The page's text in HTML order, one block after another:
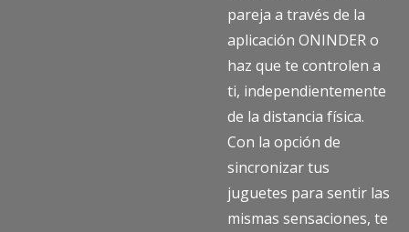
pareja a través de la
aplicación ONINDER o
haz que te controlen a
ti, independientemente
de la distancia física.
Con la opción de
sincronizar tus
juguetes para sentir las
mismas sensaciones, te